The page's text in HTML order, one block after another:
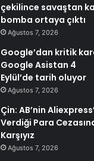
çekilince savaştan
bomba ortaya çıktı
Ağustos 7, 2026
Google’dan kritik
Google Asistan 4
Eylül’de tarih oluyor
Ağustos 7, 2026
Çin: AB’nin
Verdiği Para
Karşıyız
Ağustos 7, 2026